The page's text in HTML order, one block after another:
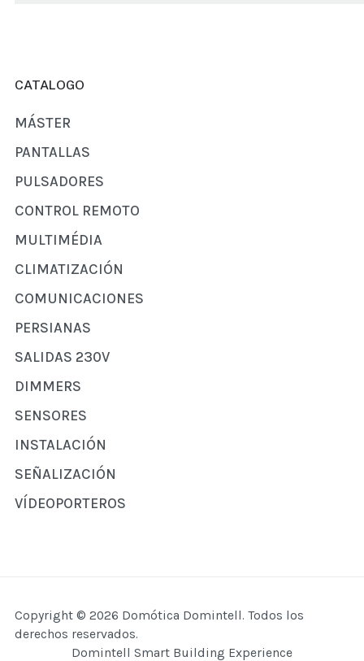
CATALOGO
MÁSTER
PANTALLAS
PULSADORES
CONTROL REMOTO
MULTIMÉDIA
CLIMATIZACIÓN
COMUNICACIONES
PERSIANAS
SALIDAS 230V
DIMMERS
SENSORES
INSTALACIÓN
SEÑALIZACIÓN
VÍDEOPORTEROS
Copyright © 2026 Domótica Domintell. Todos los
derechos reservados.
Domintell Smart Building Experience